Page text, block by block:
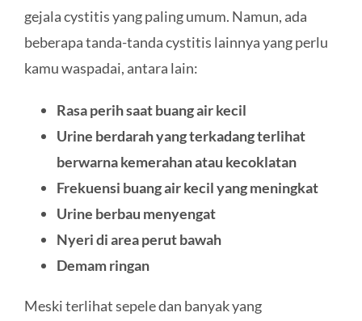
gejala cystitis yang paling umum. Namun, ada
beberapa tanda-tanda cystitis lainnya yang perlu
kamu waspadai, antara lain:
Rasa perih saat buang air kecil
Urine berdarah yang terkadang terlihat
berwarna kemerahan atau kecoklatan
Frekuensi buang air kecil yang meningkat
Urine berbau menyengat
Nyeri di area perut bawah
Demam ringan
Meski terlihat sepele dan banyak yang